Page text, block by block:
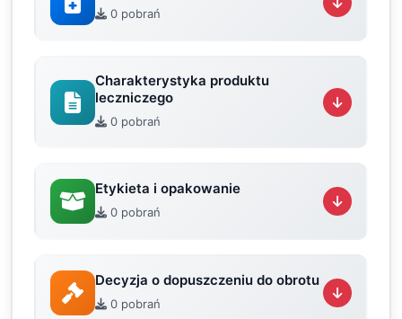
0 pobrań
Charakterystyka produktu
leczniczego
0 pobrań
Etykieta i opakowanie
0 pobrań
Decyzja o dopuszczeniu do obrotu
0 pobrań